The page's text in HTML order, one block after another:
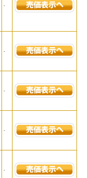
-
-
-
-
-